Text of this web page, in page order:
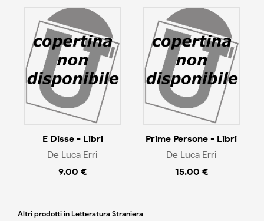
E Disse - Libri
De Luca Erri
9.00 €
Prime Persone - Libri
De Luca Erri
15.00 €
Altri prodotti in Letteratura Straniera